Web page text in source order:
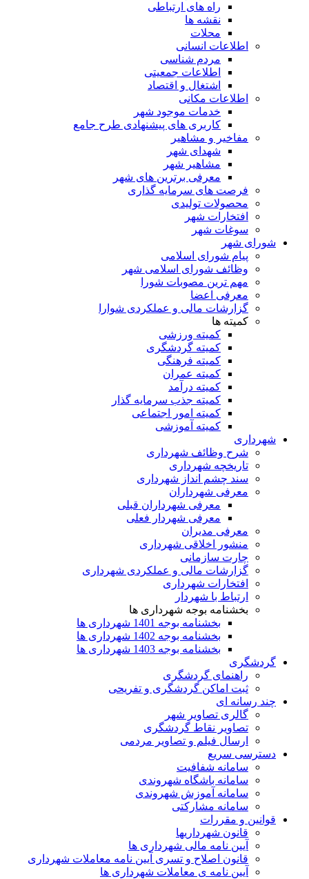
راه های ارتباطی
نقشه ها
محلات
اطلاعات انسانی
مردم شناسی
اطلاعات جمعیتی
اشتغال و اقتصاد
اطلاعات مکانی
خدمات موجود شهر
کاربری های پیشنهادی طرح جامع
مفاخیر و مشاهیر
شهدای شهر
مشاهیر شهر
معرفی برترین های شهر
فرصت های سرمایه گذاری
محصولات تولیدی
افتخارات شهر
سوغات شهر
شورای شهر
پیام شورای اسلامی
وظائف شورای اسلامی شهر
مهم ترین مصوبات شورا
معرفی اعضا
گزارشات مالی و عملکردی شوارا
کمیته ها
کمیته ورزشی
کمیته گردشگری
کمیته فرهنگی
کمیته عمران
کمیته درآمد
کمیته جذب سرمایه گذار
کمیته امور اجتماعی
کمیته آموزشی
شهرداری
شرح وظائف شهرداری
تاریخچه شهرداری
سند چشم انداز شهرداری
معرفی شهرداران
معرفی شهرداران قبلی
معرفی شهردار فعلی
معرفی مدیران
منشور اخلاقی شهرداری
چارت سازمانی
گزارشات مالی و عملکردی شهرداری
افتخارات شهرداری
ارتباط با شهردار
بخشنامه بوجه شهرداری ها
بخشنامه بوجه 1401 شهرداری ها
بخشنامه بوجه 1402 شهرداری ها
بخشنامه بوجه 1403 شهرداری ها
گردشگری
راهنمای گردشگری
ثبت اماکن گردشگری و تفریحی
چند رسانه ای
گالری تصاویر شهر
تصاویر نقاط گردشگری
ارسال فیلم و تصاویر مردمی
دسترسی سریع
سامانه شفافیت
سامانه باشگاه شهروندی
سامانه آموزش شهروندی
سامانه مشارکتی
قوانین و مقررات
قانون شهرداریها
آیین نامه مالی شهرداری ها
قانون اصلاح و تسری آیین نامه معاملات شهرداری
آیین نامه ی معاملات شهرداری ها